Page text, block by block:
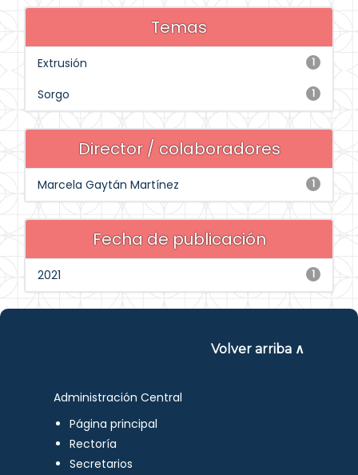
Temas
1
Extrusión
1
Sorgo
Director / colaboradores
1
Marcela Gaytán Martínez
Fecha de publicación
1
2021
Volver arriba ∧
Administración Central
Página principal
Rectoría
Secretarios